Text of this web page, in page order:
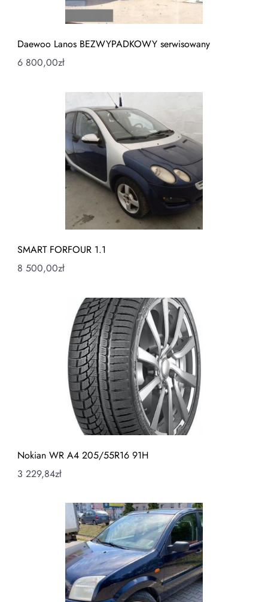
Daewoo Lanos BEZWYPADKOWY serwisowany
6 800,00zł
SMART FORFOUR 1.1
8 500,00zł
Nokian WR A4 205/55R16 91H
3 229,84zł